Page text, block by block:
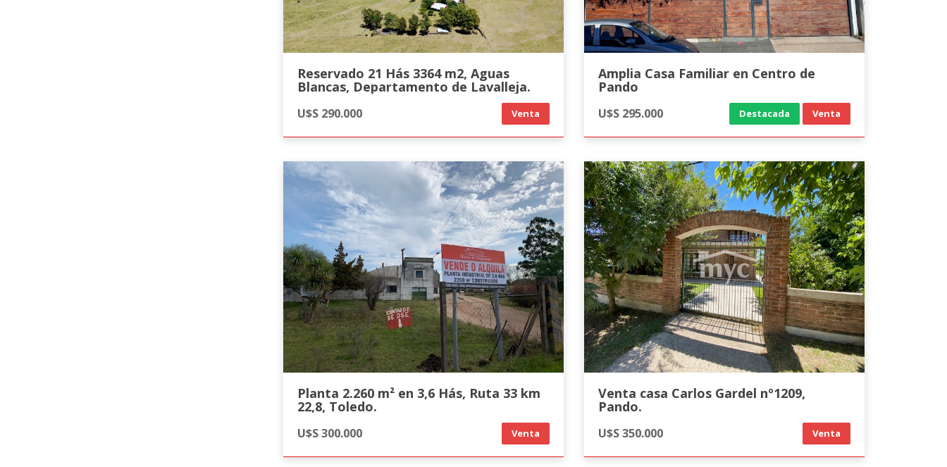
Reservado 21 Hás 3364 m2, Aguas
Blancas, Departamento de Lavalleja.
U$S 290.000 Venta
Amplia Casa Familiar en Centro de
Pando
U$S 295.000 Destacada Venta
Planta 2.260 m² en 3,6 Hás, Ruta 33 km
22,8, Toledo.
U$S 300.000 Venta
Venta casa Carlos Gardel nº1209,
Pando.
U$S 350.000 Venta